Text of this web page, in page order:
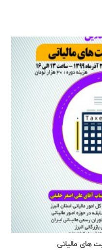
های مالیاتی